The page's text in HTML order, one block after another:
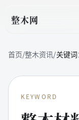
整木网
首页/整木资讯/关键词
KEYWORD